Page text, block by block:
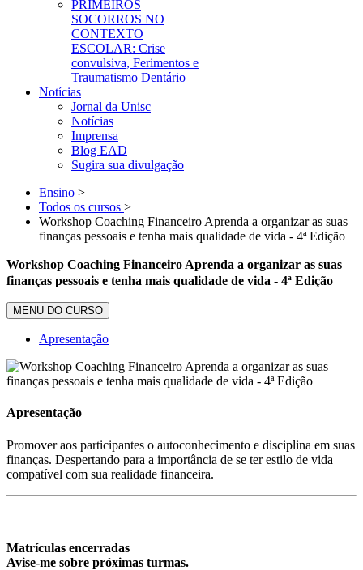
PRIMEIROS
SOCORROS NO
CONTEXTO
ESCOLAR: Crise
convulsiva, Ferimentos e
Traumatismo Dentário
Notícias
Jornal da Unisc
Notícias
Imprensa
Blog EAD
Sugira sua divulgação
Ensino >
Todos os cursos >
Workshop Coaching Financeiro Aprenda a organizar as suas
finanças pessoais e tenha mais qualidade de vida - 4ª Edição
Workshop Coaching Financeiro Aprenda a organizar as suas
finanças pessoais e tenha mais qualidade de vida - 4ª Edição
MENU DO CURSO
Apresentação
Apresentação
Promover aos participantes o autoconhecimento e disciplina em suas
finanças. Despertando para a importância de se ter estilo de vida
compatível com sua realidade financeira.
Matrículas encerradas
Avise-me sobre próximas turmas.